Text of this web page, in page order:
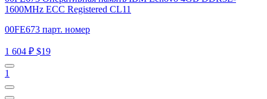
1600MHz ECC Registered CL11
00FE673 парт. номер
1 604 ₽ $19
1